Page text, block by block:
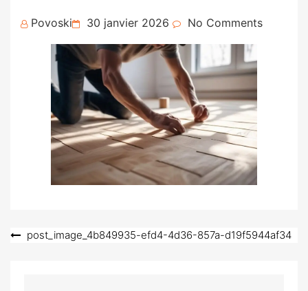
Povoski Posted
on
30 janvier 2026 No Comments
Navigation
post_image_4b849935-efd4-4d36-857a-d19f5944af34